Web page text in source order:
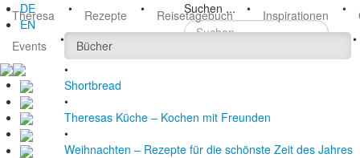
DE
EN
Suchen ...
Theresa • Rezepte • Reisetagebuch • Inspirationen •
Events
•
Bücher
•
Shortbread
•
Theresas Küche – Kochen mit Freunden
•
Weihnachten – Rezepte für die schönste Zeit des Jahres
•